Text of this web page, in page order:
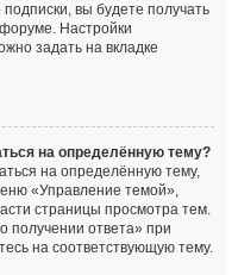
вы будете получать
Настройки
задать на вкладке
на определённую тему?
на определённую тему,
«Управление темой»,
страницы просмотра тем.
получении ответа» при
на соответствующую тему.